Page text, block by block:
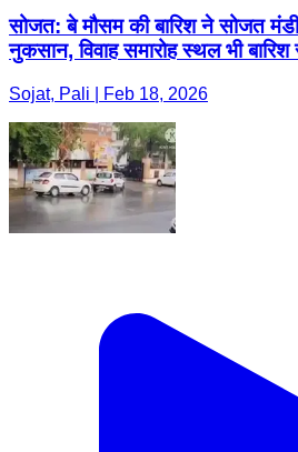
सोजत: बे मौसम की बारिश ने सोजत
नुकसान, विवाह समारोह स्थल भी बारिश
Sojat, Pali | Feb 18, 2026